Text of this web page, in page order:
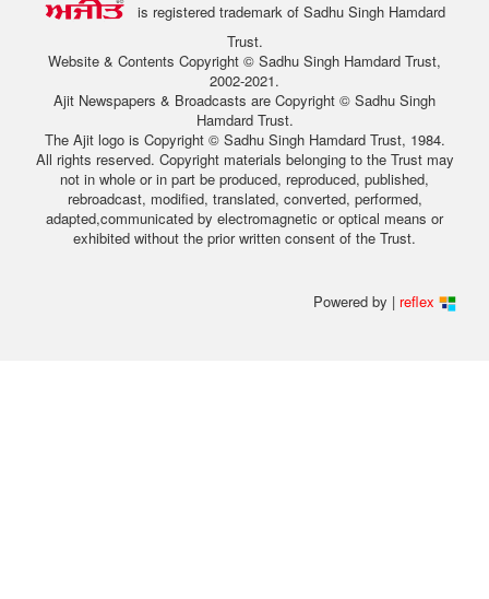
is registered trademark of Sadhu Singh Hamdard
Trust.
Website & Contents Copyright © Sadhu Singh Hamdard Trust,
2002-2021.
Ajit Newspapers & Broadcasts are Copyright © Sadhu Singh
Hamdard Trust.
The Ajit logo is Copyright © Sadhu Singh Hamdard Trust, 1984.
All rights reserved. Copyright materials belonging to the Trust may
not in whole or in part be produced, reproduced, published,
rebroadcast, modified, translated, converted, performed,
adapted,communicated by electromagnetic or optical means or
exhibited without the prior written consent of the Trust.
Powered by | reflex